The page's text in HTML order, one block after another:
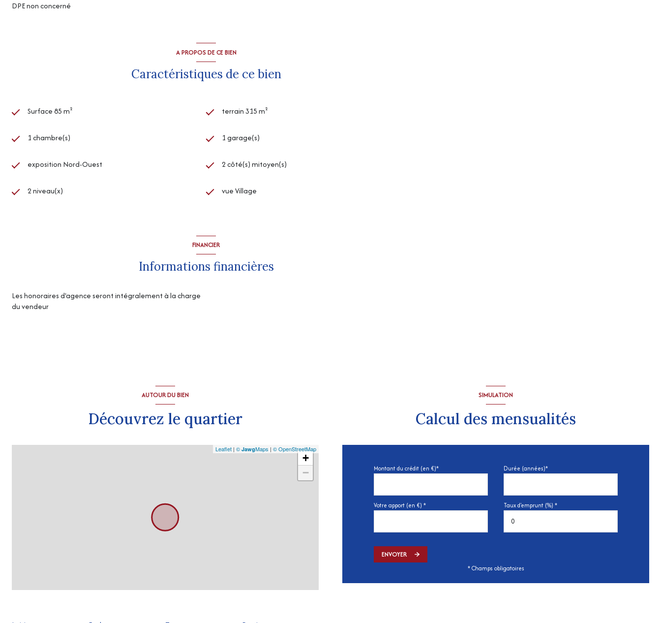
DPE non concerné
A PROPOS DE CE BIEN
Caractéristiques de ce bien
Surface 85 m² terrain 315 m²
1 chambre(s) 1 garage(s)
exposition Nord-Ouest 2 côté(s) mitoyen(s)
2 niveau(x) vue Village
FINANCIER
Informations financières
Les honoraires d'agence seront intégralement à la charge
du vendeur
AUTOUR DU BIEN
Découvrez le quartier
+
−
Leaflet | © JawgMaps | © OpenStreetMap
SIMULATION
Calcul des mensualités
Montant du crédit (en €)* Durée (années)*
Votre apport (en €) * Taux d'emprunt (%) *
ENVOYER
* Champs obligatoires